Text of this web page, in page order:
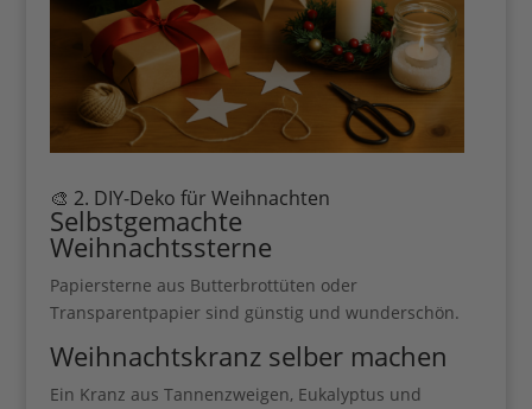
🎨 2. DIY-Deko für Weihnachten
Selbstgemachte
Weihnachtssterne
Papiersterne aus Butterbrottüten oder
Transparentpapier sind günstig und wunderschön.
Weihnachtskranz selber machen
Ein Kranz aus Tannenzweigen, Eukalyptus und
Gib hier deinen Vornamen ein
Gib hier deine E-Mail-Adresse ein, um dich
anzumelden
Geben Sie bitte Ihre E-Mail-Adresse für die Anmeldung an, z. B.